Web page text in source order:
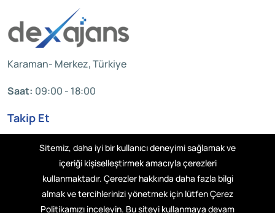
Karaman- Merkez, Türkiye
Saat: 09:00 - 18:00
Takip Et
Hakkımızda
Resources
Sitemiz, daha iyi bir kullanıcı deneyimi sağlamak ve
içeriği kişiselleştirmek amacıyla çerezleri
kullanmaktadır. Çerezler hakkında daha fazla bilgi
almak ve tercihlerinizi yönetmek için lütfen Çerez
Politikamızı inceleyin. Bu siteyi kullanmaya devam